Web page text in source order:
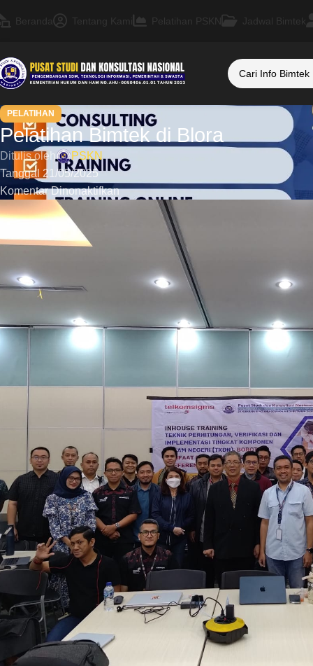
Beranda Tentang Kami Pelatihan PSKN Jadwal Bimtek
PELATIHAN
Pelatihan Bimtek di Blora
Ditulis oleh
PSKN
Tanggal 21/05/2025
Komentar Dinonaktifkan